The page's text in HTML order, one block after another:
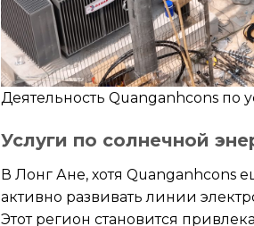
Деятельность Quanganhcons по
Услуги по солнечной
В Лонг Ане, хотя Quanganhcons
активно развивать линии
Этот регион становится